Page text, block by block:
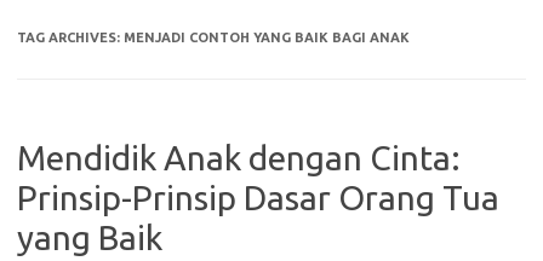
TAG ARCHIVES: MENJADI CONTOH YANG BAIK BAGI ANAK
Mendidik Anak dengan Cinta:
Prinsip-Prinsip Dasar Orang Tua
yang Baik